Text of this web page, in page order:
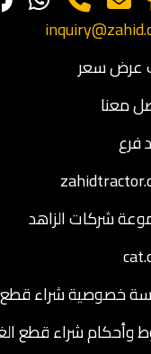
عرض سعر
معنا
فرع
شركات الزاهد
خصوصية شراء قطع
وأحكام شراء قطع